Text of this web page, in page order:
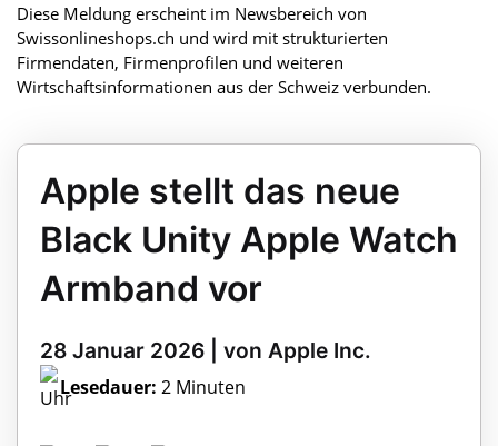
Diese Meldung erscheint im Newsbereich von
Swissonlineshops.ch und wird mit strukturierten
Firmendaten, Firmenprofilen und weiteren
Wirtschaftsinformationen aus der Schweiz verbunden.
Apple stellt das neue
Black Unity Apple Watch
Armband vor
28 Januar 2026 | von Apple Inc.
Lesedauer: 2 Minuten